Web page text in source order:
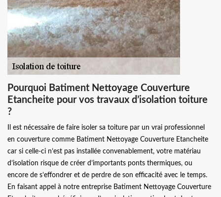
Pourquoi Batiment Nettoyage Couverture
Etancheite pour vos travaux d’isolation toiture
?
Il est nécessaire de faire isoler sa toiture par un vrai professionnel
en couverture comme Batiment Nettoyage Couverture Etancheite
car si celle-ci n’est pas installée convenablement, votre matériau
d’isolation risque de créer d’importants ponts thermiques, ou
encore de s’effondrer et de perdre de son efficacité avec le temps.
En faisant appel à notre entreprise Batiment Nettoyage Couverture